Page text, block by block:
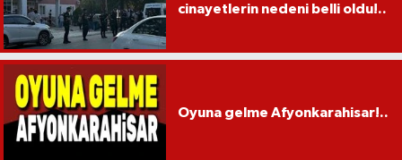
cinayetlerin nedeni belli oldu!..
Oyuna gelme Afyonkarahisar!..